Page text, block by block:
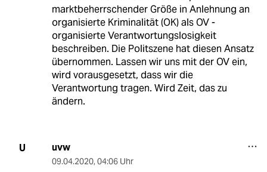
marktbeherrschender Größe in Anlehnung an
organisierte Kriminalität (OK) als OV -
organisierte Verantwortungslosigkeit
beschreiben. Die Politszene hat diesen Ansatz
übernommen. Lassen wir uns mit der OV ein,
wird vorausgesetzt, dass wir die
Verantwortung tragen. Wird Zeit, das zu
ändern.
U uvw
09.04.2020, 04:06 Uhr